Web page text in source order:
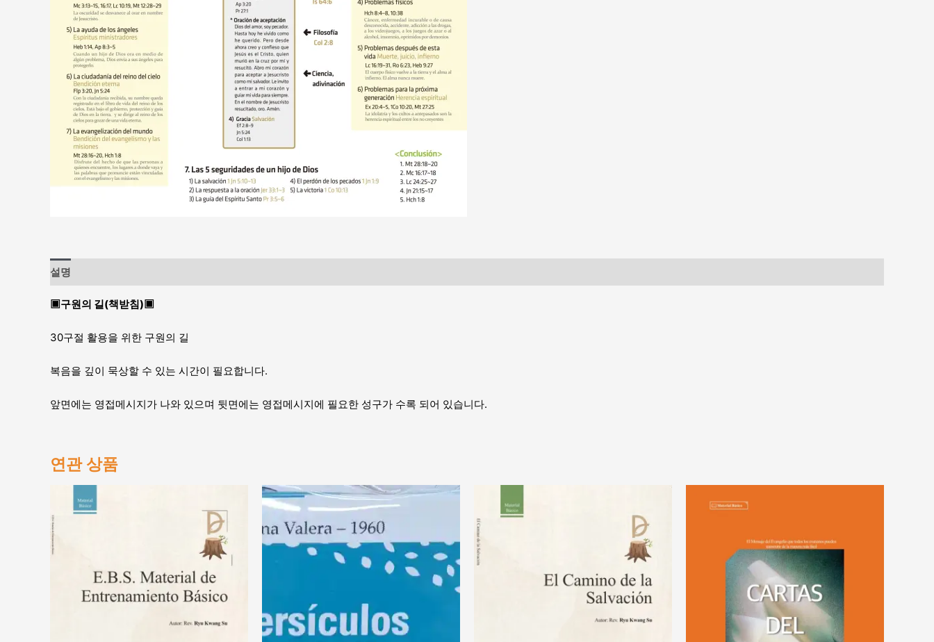
설명
▣구원의 길(책받침)▣
30구절 활용을 위한 구원의 길
복음을 깊이 묵상할 수 있는 시간이 필요합니다.
앞면에는 영접메시지가 나와 있으며 뒷면에는 영접메시지에 필요한 성구가 수록 되어 있습니다.
연관 상품